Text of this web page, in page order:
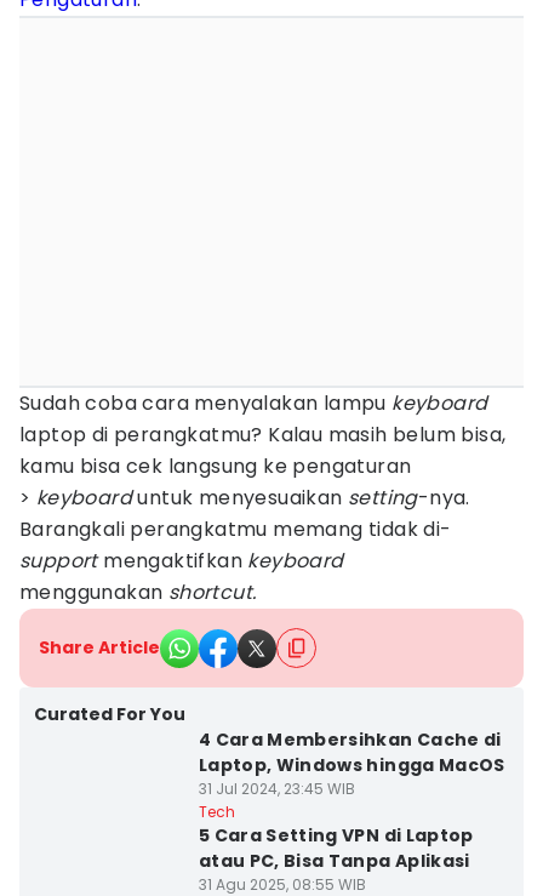
Sudah coba cara menyalakan lampu keyboard
laptop di perangkatmu? Kalau masih belum bisa,
kamu bisa cek langsung ke pengaturan
> keyboarduntuk menyesuaikan setting-nya.
Barangkali perangkatmu memang tidak di-
supportmengaktifkan keyboard
menggunakan shortcut.
Share Article
Curated For You
4 Cara Membersihkan Cache di
Laptop, Windows hingga MacOS
31 Jul 2024, 23:45 WIB
Tech
5 Cara Setting VPN di Laptop
atau PC, Bisa Tanpa Aplikasi
31 Agu 2025, 08:55 WIB